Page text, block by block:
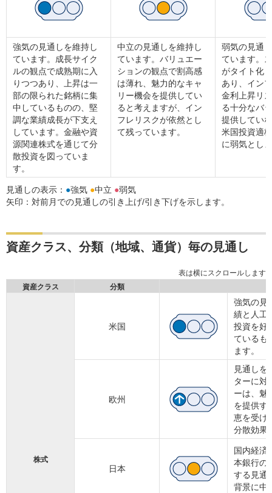
強気の見通しを維持し
ています。成長サイク
ルの観点で成熟期に入
りつつあり、上昇は一
部の限られた銘柄に集
中しているものの、堅
調な業績成長が下支え
しています。金融や資
源関連株式を通じて分
散投資を図っていま
す。
中立の見通しを維持し
ています。バリュエー
ションの観点で割高感
は薄れ、魅力的なキャ
リー機会を提供してい
ると考えますが、イン
フレリスクが依然とし
て残っています。
弱気の見通
ています。
がタイト化
あり、イン
金利上昇リ
る十分なバ
提供してい
米国投資適
に弱気とし
見通しの表示： ●強気 ●中立 ●弱気
矢印：対前月での見通しの引き上げ/引き下げを示します。
資産クラス、分類（地域、通貨）毎の見通し
資産クラス 分類
株式
米国
強気の見
績と人工
投資を好
ているも
ます。
欧州
見通しを
ターに対
ーは、魅
を提供す
恵を受け
分散効果
日本
国内経済
本銀行の
する見通
背景に中